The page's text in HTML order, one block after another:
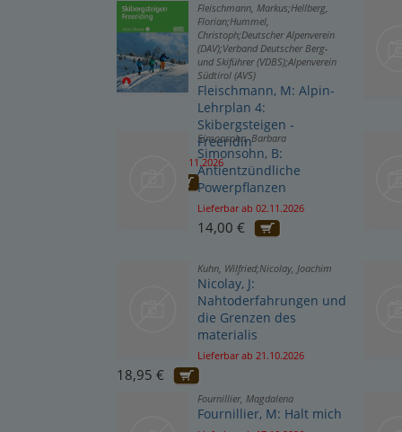
Fleischmann, Markus;Hellberg,
Florian;Hummel,
Christoph;Deutscher Alpenverein
(DAV);Verband Deutscher Berg-
und Skiführer (VDBS);Alpenverein
Südtirol (AVS)
Fleischmann, M: Alpin-
Lehrplan 4:
Skibergsteigen -
Freeridin
Lieferbar ab 15.11.2026
Simonsohn, Barbara
Simonsohn, B:
Antientzündliche
Powerpflanzen
Lieferbar ab 02.11.2026
14,00 €
Kuhn, Wilfried;Nicolay, Joachim
Nicolay, J:
Nahtoderfahrungen und
die Grenzen des
materialis
Lieferbar ab 21.10.2026
18,95 €
Fournillier, Magdalena
Fournillier, M: Halt mich